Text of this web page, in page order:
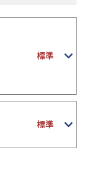
標準
標準